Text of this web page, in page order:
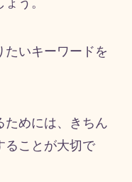
たいキーワードを
ためには、きちん
ることが大切で